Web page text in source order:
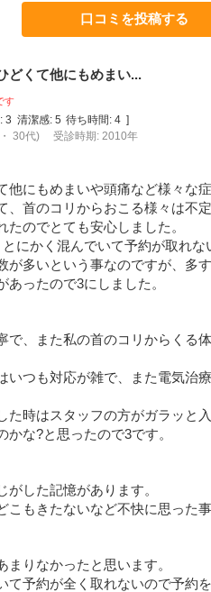
口コミを投稿する
どくて他にもめまい...
す
3 清潔感: 5 待ち時間: 4 ]
30代) 受診時期: 2010年
にもめまいや頭痛など様々な
、首のコリからおこる様々は不
のでとても安心しました。
にかく混んでいて予約が取れな
が多いという事なのですが、多
ったので3にしました。
で、また私の首のコリからくる
いつも対応が雑で、また電気治
た時はスタッフの方がガラッと
な?と思ったので3です。
した記憶があります。
こもきたないなど不快に思った
りなかったと思います。
て予約が全く取れないので予約